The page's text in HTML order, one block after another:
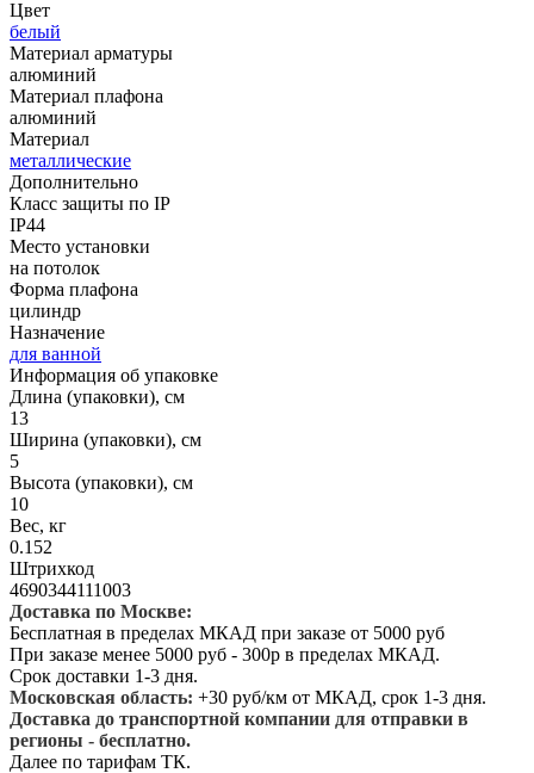
Цвет
белый
Материал арматуры
алюминий
Материал плафона
алюминий
Материал
металлические
Дополнительно
Класс защиты по IP
IP44
Место установки
на потолок
Форма плафона
цилиндр
Назначение
для ванной
Информация об упаковке
Длина (упаковки), см
13
Ширина (упаковки), см
5
Высота (упаковки), см
10
Вес, кг
0.152
Штрихкод
4690344111003
Доставка по Москве:
Бесплатная в пределах МКАД при заказе от 5000 руб
При заказе менее 5000 руб - 300р в пределах МКАД.
Срок доставки 1-3 дня.
Московская область: +30 руб/км от МКАД, срок 1-3 дня.
Доставка до транспортной компании для отправки в
регионы - бесплатно.
Далее по тарифам ТК.